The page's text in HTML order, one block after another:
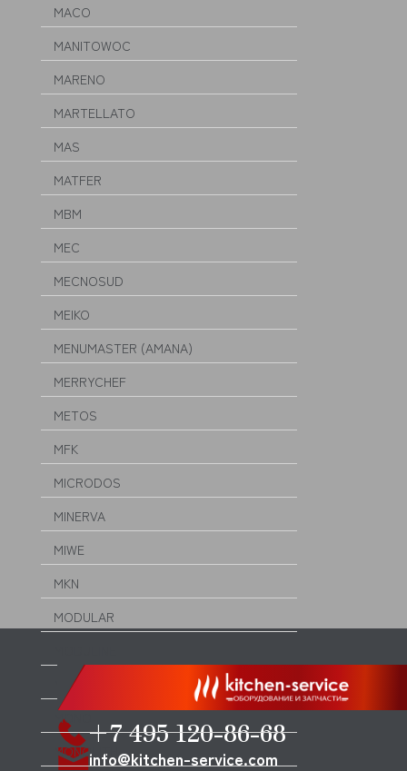
MACO
MANITOWOC
MARENO
MARTELLATO
MAS
MATFER
MBM
MEC
MECNOSUD
MEIKO
MENUMASTER (AMANA)
MERRYCHEF
METOS
MFK
MICRODOS
MINERVA
MIWE
MKN
MODULAR
MONDIAL FORNI
MONO
MONOLITH
+7 495 120-86-68
info@kitchen-service.com